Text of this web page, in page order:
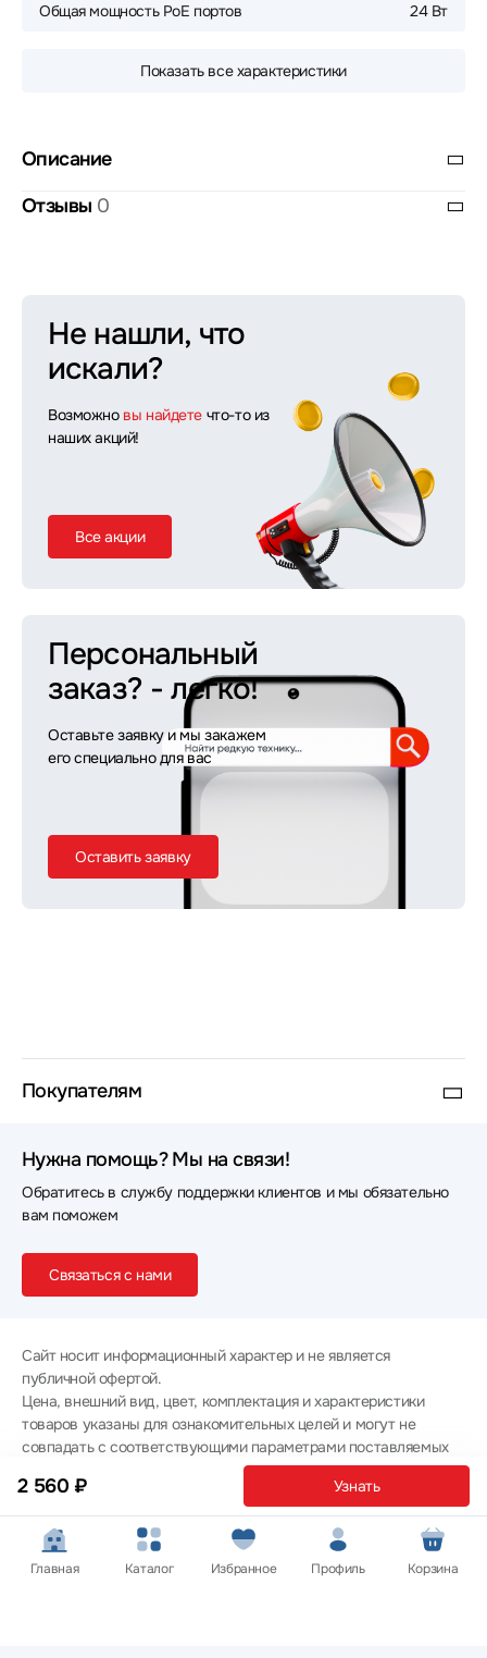
2 560 ₽ Узнать
Общая мощность PoE портов 24 Вт
Показать все характеристики
Описание
Отзывы 0
Не нашли, что
искали?
Возможно вы найдете что-то из
наших акций!
Все акции
Персональный
заказ? - легко!
Оставьте заявку и мы закажем
его специально для вас
Оставить заявку
Покупателям
Нужна помощь? Мы на связи!
Обратитесь в службу поддержки клиентов и мы обязательно
вам поможем
Связаться с нами
Сайт носит информационный характер и не является
публичной офертой.
Цена, внешний вид, цвет, комплектация и характеристики
товаров указаны для ознакомительных целей и могут не
совпадать с соответствующими параметрами поставляемых
товаров - уточняйте информацию у менеджера при
оформлении заказа.
Политика конфиденциальности
© 2012 — 2026 ООО «Эпл Тэк»
Главная Каталог Избранное Профиль Корзина